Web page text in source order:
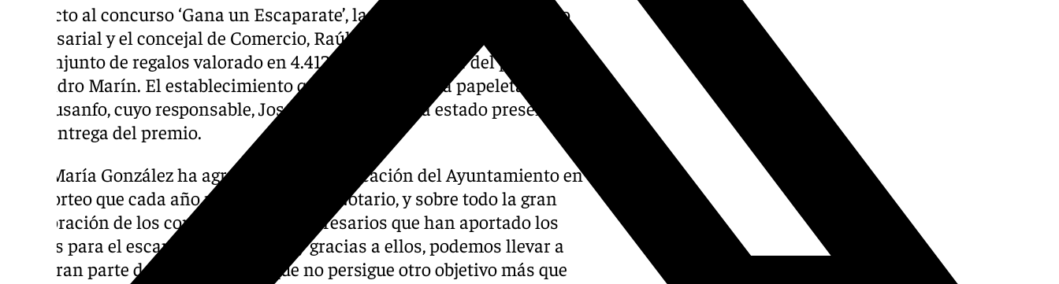
Respecto al concurso ‘Gana un Escaparate’, la responsable del colectivo
empresarial y el concejal de Comercio, Raúl Campos, han hecho entrega
del conjunto de regalos valorado en 4.412 euros al ganador del premio,
Alejandro Marín. El establecimiento que ha entregado la papeleta ha
sido Susanfo, cuyo responsable, José María Muñoz, ha estado presente
en la entrega del premio.
Rosa María González ha agradecido “la implicación del Ayuntamiento en
este sorteo que cada año realizamos ante Notario, y sobre todo la gran
colaboración de los comerciantes y empresarios que han aportado los
regalos para el escaparate. Por ellos, y gracias a ellos, podemos llevar a
cabo gran parte de esta campaña que no persigue otro objetivo más que